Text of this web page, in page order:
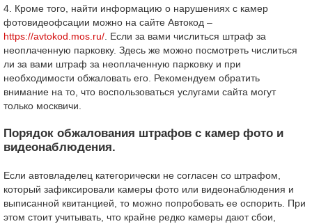
4. Кроме того, найти информацию о нарушениях с камер
фотовидеофсации можно на сайте Автокод –
https://avtokod.mos.ru/ . Если за вами числиться штраф за
неоплаченную парковку. Здесь же можно посмотреть числиться
ли за вами штраф за неоплаченную парковку и при
необходимости обжаловать его. Рекомендуем обратить
внимание на то, что воспользоваться услугами сайта могут
только москвичи.
Порядок обжалования штрафов с камер фото и
видеонаблюдения.
Если автовладелец категорически не согласен со штрафом,
который зафиксировали камеры фото или видеонаблюдения и
выписанной квитанцией, то можно попробовать ее оспорить. При
этом стоит учитывать, что крайне редко камеры дают сбои,